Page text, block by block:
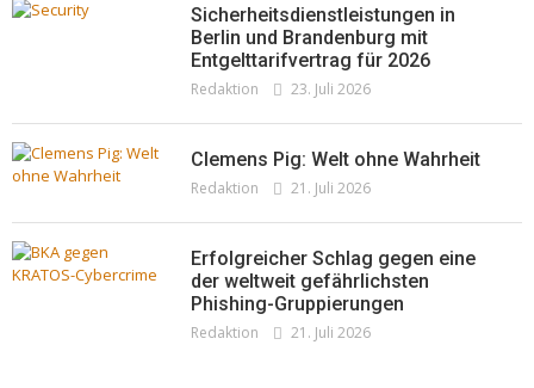
Redaktion 13. Juni 2026
Sicherheitsdienstleistungen in
Berlin und Brandenburg mit
Entgelttarifvertrag für 2026
Redaktion 23. Juli 2026
Clemens Pig: Welt ohne Wahrheit
Redaktion 21. Juli 2026
Erfolgreicher Schlag gegen eine
der weltweit gefährlichsten
Phishing-Gruppierungen
Redaktion 21. Juli 2026